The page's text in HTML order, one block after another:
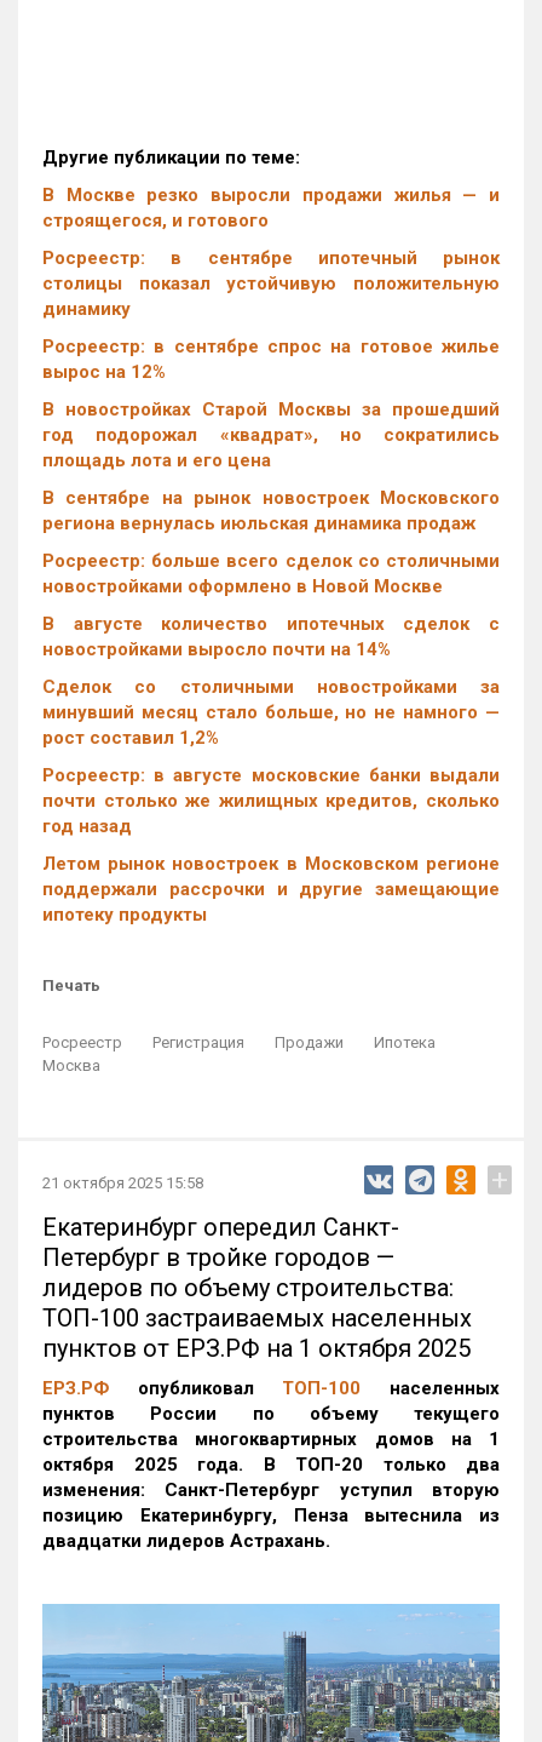
Другие публикации по теме:
В Москве резко выросли продажи жилья — и
строящегося, и готового
Росреестр: в сентябре ипотечный рынок
столицы показал устойчивую положительную
динамику
Росреестр: в сентябре спрос на готовое жилье
вырос на 12%
В новостройках Старой Москвы за прошедший
год подорожал «квадрат», но сократились
площадь лота и его цена
В сентябре на рынок новостроек Московского
региона вернулась июльская динамика продаж
Росреестр: больше всего сделок со столичными
новостройками оформлено в Новой Москве
В августе количество ипотечных сделок с
новостройками выросло почти на 14%
Cделок со столичными новостройками за
минувший месяц стало больше, но не намного —
рост составил 1,2%
Росреестр: в августе московские банки выдали
почти столько же жилищных кредитов, сколько
год назад
Летом рынок новостроек в Московском регионе
поддержали рассрочки и другие замещающие
ипотеку продукты
Печать
Росреестр Регистрация Продажи
Ипотека
Москва
21 октября 2025 15:58 +
Екатеринбург опередил Санкт-
Петербург в тройке городов —
лидеров по объему строительства:
ТОП-100 застраиваемых населенных
пунктов от ЕРЗ.РФ на 1 октября 2025
ЕРЗ.РФ опубликовал ТОП-100 населенных
пунктов России по объему текущего
строительства многоквартирных домов на 1
октября 2025 года. В ТОП-20 только два
изменения: Санкт-Петербург уступил вторую
позицию Екатеринбургу, Пенза вытеснила из
двадцатки лидеров Астрахань.